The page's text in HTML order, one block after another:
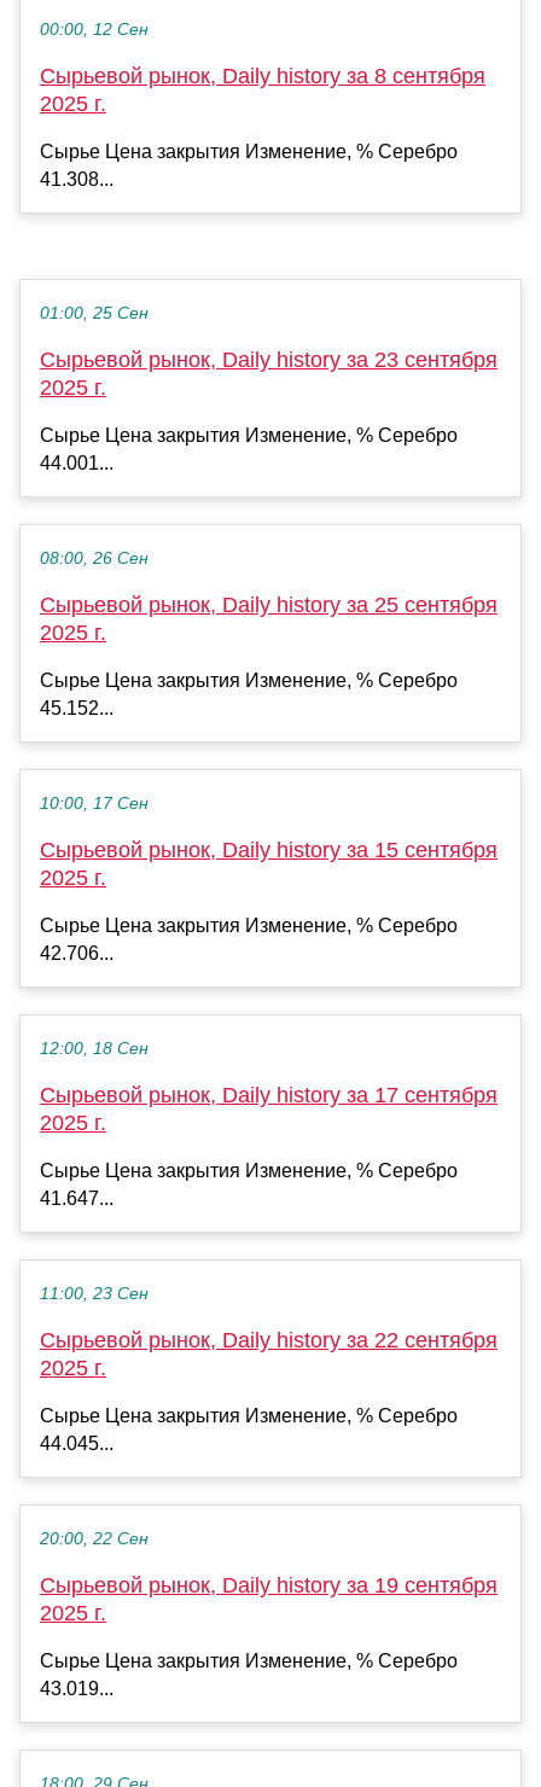
00:00, 12 Сен
Сырьевой рынок, Daily history за 8 сентября
2025 г.
Сырье Цена закрытия Изменение, % Серебро
41.308...
01:00, 25 Сен
Сырьевой рынок, Daily history за 23 сентября
2025 г.
Сырье Цена закрытия Изменение, % Серебро
44.001...
08:00, 26 Сен
Сырьевой рынок, Daily history за 25 сентября
2025 г.
Сырье Цена закрытия Изменение, % Серебро
45.152...
10:00, 17 Сен
Сырьевой рынок, Daily history за 15 сентября
2025 г.
Сырье Цена закрытия Изменение, % Серебро
42.706...
12:00, 18 Сен
Сырьевой рынок, Daily history за 17 сентября
2025 г.
Сырье Цена закрытия Изменение, % Серебро
41.647...
11:00, 23 Сен
Сырьевой рынок, Daily history за 22 сентября
2025 г.
Сырье Цена закрытия Изменение, % Серебро
44.045...
20:00, 22 Сен
Сырьевой рынок, Daily history за 19 сентября
2025 г.
Сырье Цена закрытия Изменение, % Серебро
43.019...